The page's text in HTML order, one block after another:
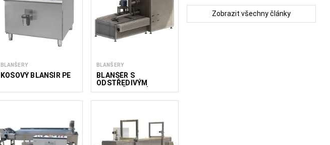
BLANŠERY
KOŠOVÝ BLANŠÍR PE
BLANŠERY
BLANŠÉR S
ODSTŘEDIVÝM
ODVODŇOVACÍM
Zobrazit všechny články